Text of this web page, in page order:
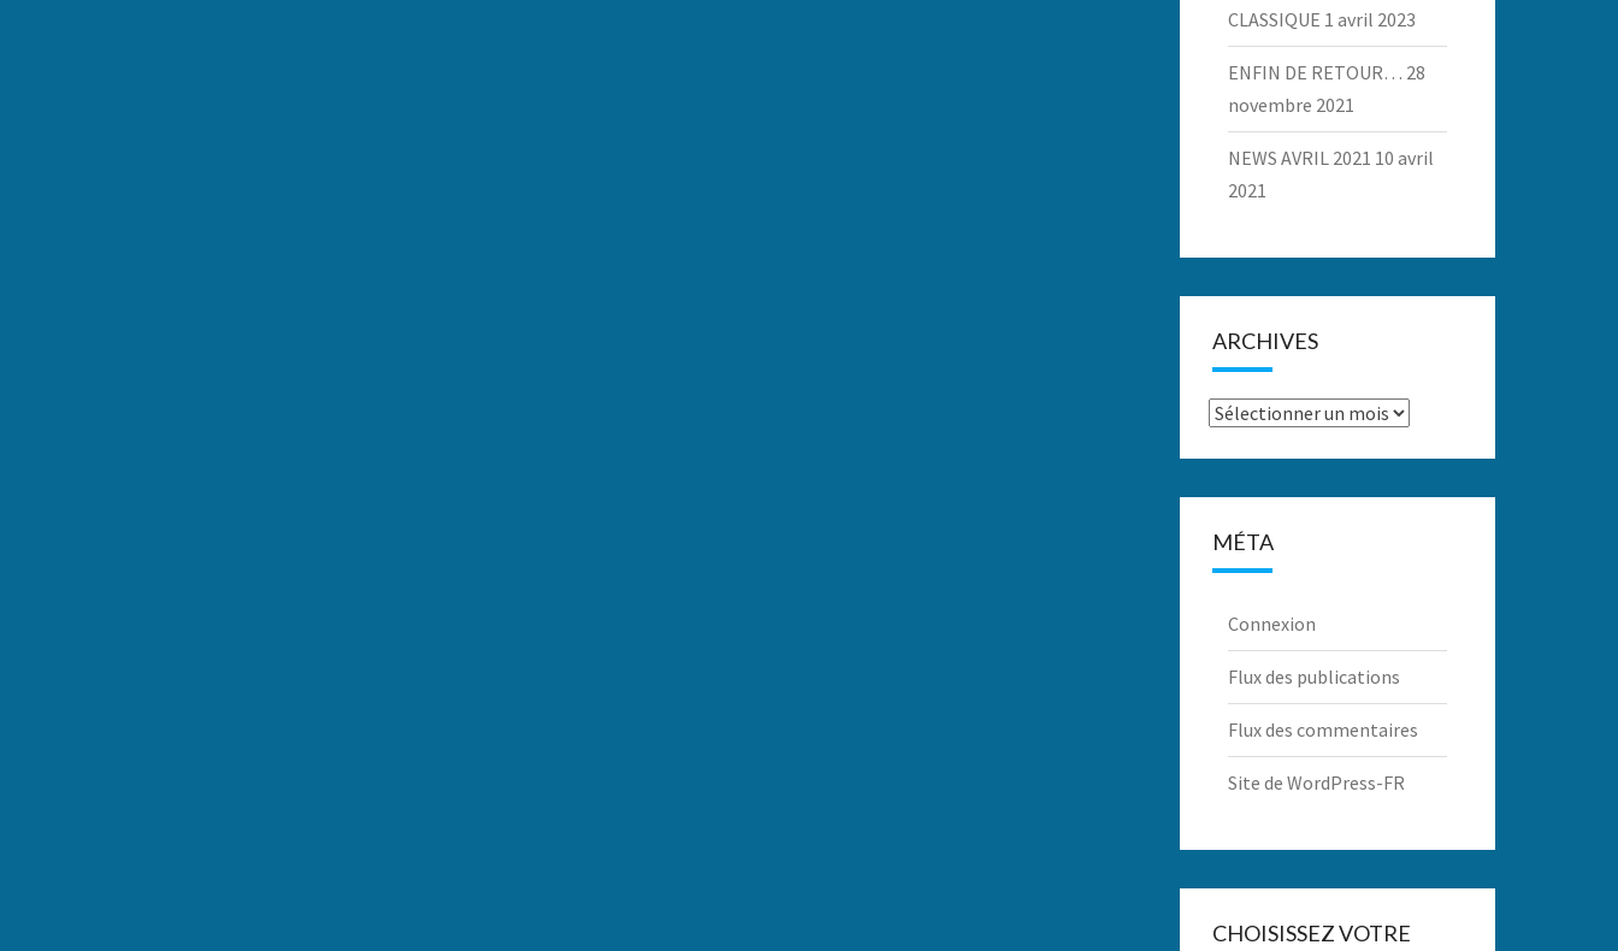
CLASSIQUE 1 avril 2023
ENFIN DE RETOUR… 28
novembre 2021
NEWS AVRIL 2021 10 avril
2021
ARCHIVES
Archives
MÉTA
Connexion
Flux des publications
Flux des commentaires
Site de WordPress-FR
CHOISISSEZ VOTRE